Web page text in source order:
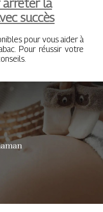
arrêter la
succès
pour vous aider à
Pour réussir votre